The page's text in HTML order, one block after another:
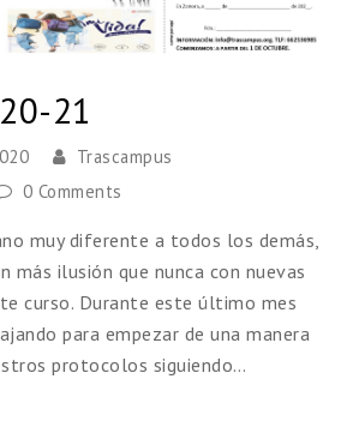
21
Trascampus
0 Comments
muy diferente a todos los demás,
más ilusión que nunca con nuevas
curso. Durante este último mes
para empezar de una manera
protocolos siguiendo…